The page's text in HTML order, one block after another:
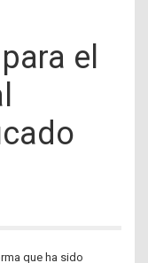
el
que ha sido